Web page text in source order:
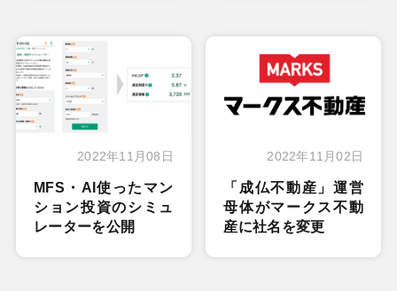
2022年11月08日
MFS・AI使ったマン
ション投資のシミュ
レーターを公開
2022年11月02日
「成仏不動産」運営
母体がマークス不動
産に社名を変更